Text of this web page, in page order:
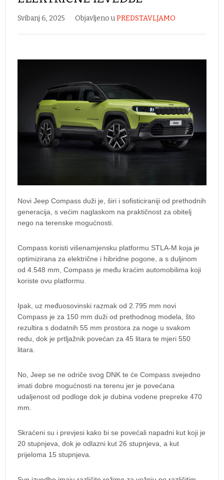
Svibanj 6, 2025 Objavljeno uPREDSTAVLJAMO
Novi Jeep Compass duži je, širi i sofisticiraniji od prethodnih
generacija, s većim naglaskom na praktičnost za obitelj
nego na terenske mogućnosti.
Compass koristi višenamjensku platformu STLA-M koja je
optimizirana za električne i hibridne pogone, a s duljinom
od 4.548 mm, Compass je među kraćim automobilima koji
koriste ovu platformu.
Ipak, uz međuosovinski razmak od 2.795 mm novi
Compass je za 150 mm duži od prethodnog modela, što
rezultira s dodatnih 55 mm prostora za noge u svakom
redu, dok je prtljažnik povećan za 45 litara te mjeri 550
litara.
No, Jeep se ne odriče svog DNK te će Compass svejedno
imati dobre mogućnosti na terenu jer je povećana
udaljenost od podloge dok je dubina vodene prepreke 470
mm.
Skraćeni su i prevjesi kako bi se povećali napadni kut koji je
20 stupnjeva, dok je odlazni kut 26 stupnjeva, a kut
prijeloma 15 stupnjeva.